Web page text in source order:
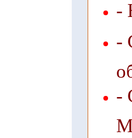
-
-
-